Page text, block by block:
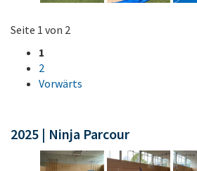
Seite 1 von 2
1
2
Vorwärts
2025 | Ninja Parcour